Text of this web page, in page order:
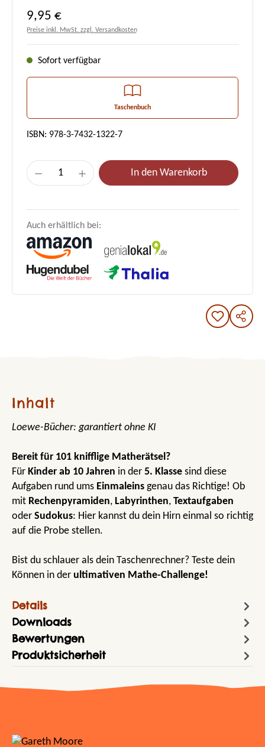
Regulärer Preis:
9,95 €
Preise inkl. MwSt. zzgl. Versandkosten
Sofort verfügbar
Taschenbuch
ISBN: 978-3-7432-1322-7
Produkt Anzahl: Gib den gewünschten
In den Warenkorb
Auch erhältlich bei:
Inhalt
Loewe-Bücher: garantiert ohne KI
Bereit für 101 knifflige Matherätsel?
Für Kinder ab 10 Jahren in der 5. Klasse sind diese
Aufgaben rund ums Einmaleins genau das Richtige! Ob
mit Rechenpyramiden, Labyrinthen, Textaufgaben
oder Sudokus: Hier kannst du dein Hirn einmal so richtig
auf die Probe stellen.
Bist du schlauer als dein Taschenrechner? Teste dein
Können in der ultimativen Mathe-Challenge!
Details
Downloads
Bewertungen
Produktsicherheit